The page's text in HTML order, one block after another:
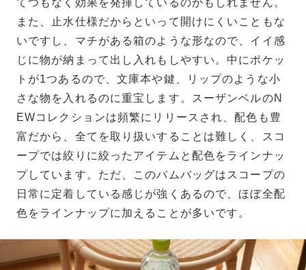
てつもなく効果を発揮しているのかもしれません。
また、止水仕様だからといって開けにくいこともな
いですし、マチがある箱のような形なので、イイ感
じに物が納まって出し入れもしやすい。中にポケッ
トが1つあるので、文庫本や鍵、リップのような小
さな物を入れるのに重宝します。スーザンベルのN
EWコレクションは頻繁にリリースされ、配色も豊
富だから、全てを取り扱いすることは難しく、スコ
ープでは絞りに絞ったアイテムと配色をラインナッ
プしています。ただ、このバムバッグはスコープの
日常に定着している感じが強くあるので、ほぼ全配
色をラインナップに加えることが多いです。